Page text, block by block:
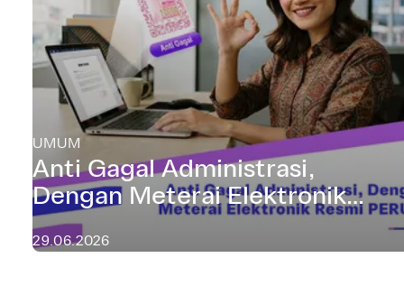
UMUM
Anti Gagal Administrasi,
Dengan Meterai Elektronik
Resmi PERURI
29.06.2026